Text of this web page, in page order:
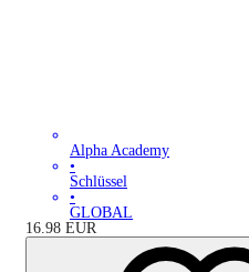
Alpha Academy
•
Schlüssel
•
GLOBAL
16.98 EUR